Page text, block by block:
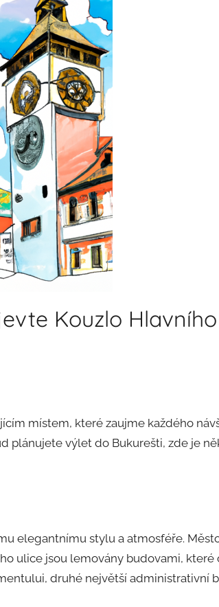
Kouzlo
místem, které zaujme každého
plánujete výlet do Bukurešti, zde je
elegantnímu stylu a atmosféře.
ulice jsou lemovány budovami, které
druhé největší administrativní